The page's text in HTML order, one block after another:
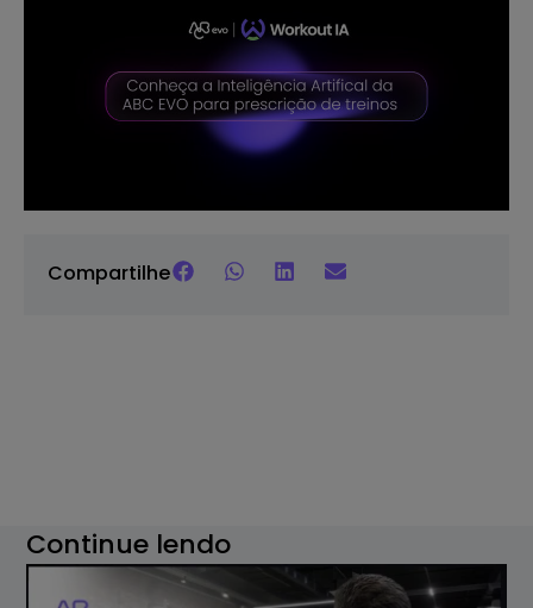
Compartilhe
Continue lendo